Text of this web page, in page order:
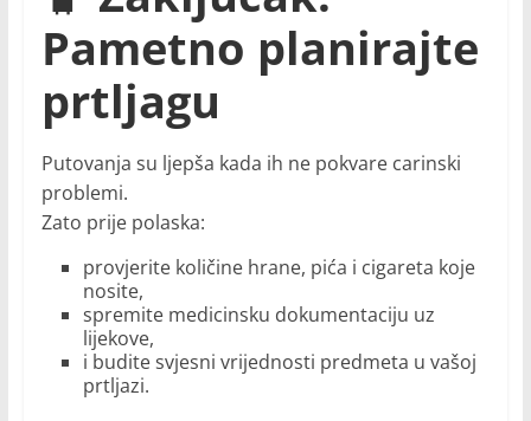
Pametno planirajte
prtljagu
Putovanja su ljepša kada ih ne pokvare carinski
problemi.
Zato prije polaska:
provjerite količine hrane, pića i cigareta koje
nosite,
spremite medicinsku dokumentaciju uz
lijekove,
i budite svjesni vrijednosti predmeta u vašoj
prtljazi.